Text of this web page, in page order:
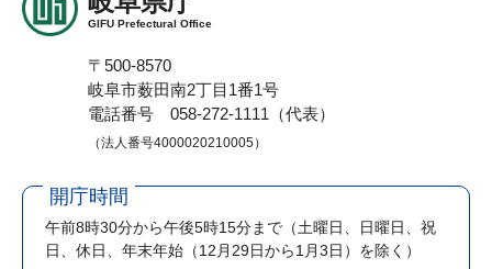
GIFU Prefectural Office
〒500-8570
岐阜市薮田南2丁目1番1号
電話番号 058-272-1111（代表）
（法人番号4000020210005）
開庁時間
午前8時30分から午後5時15分まで （土曜日、日曜日、祝
日、休日、年末年始（12月29日から1月3日）を除く）